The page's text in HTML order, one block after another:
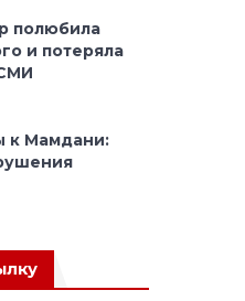
полюбила
и потеряла
к Мамдани: